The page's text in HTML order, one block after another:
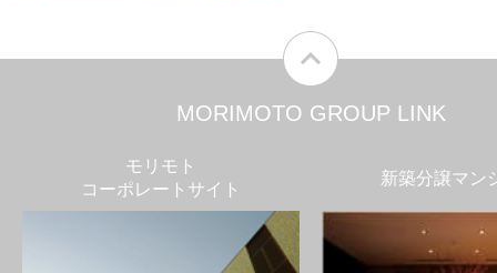
MORIMOTO GROUP LINK
モリモト
コーポレートサイト
新築分譲マン